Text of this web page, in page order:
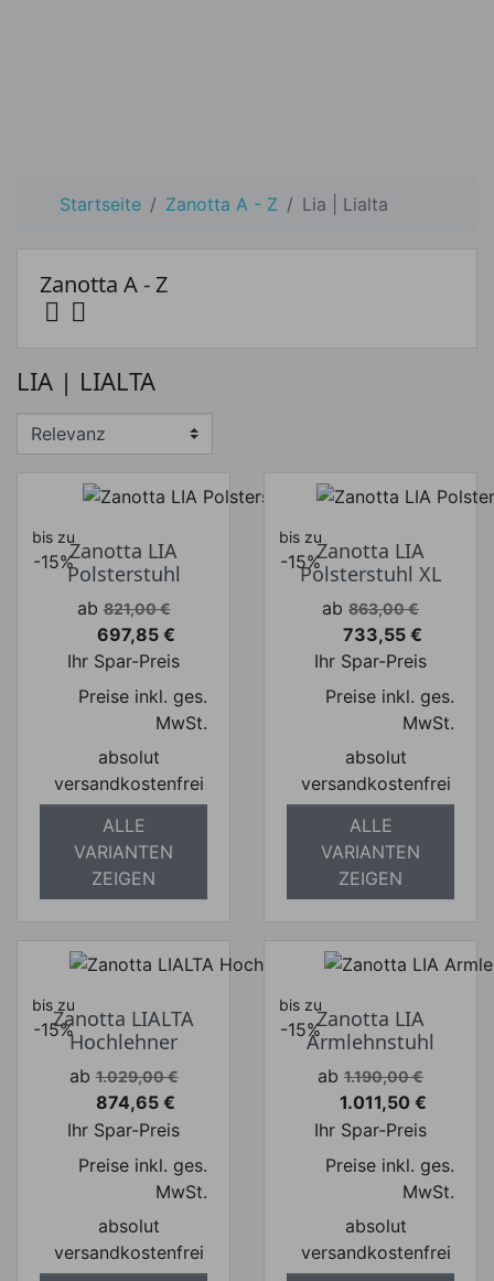
Startseite Zanotta A - Z Lia | Lialta
Preis von Preis bis
Zanotta A - Z
 
LIA | LIALTA
bis zu
-15%Zanotta LIA
Polsterstuhl
Verkaufspreis
ab 821,00 €
Preis
697,85 €
Ihr Spar-Preis
Preise inkl. ges.
MwSt.
absolut
versandkostenfrei
ALLE
VARIANTEN
ZEIGEN
bis zu
-15%Zanotta LIA
Polsterstuhl XL
Verkaufspreis
ab 863,00 €
Preis
733,55 €
Ihr Spar-Preis
Preise inkl. ges.
MwSt.
absolut
versandkostenfrei
ALLE
VARIANTEN
ZEIGEN
bis zu
-15%Zanotta LIALTA
Hochlehner
Verkaufspreis
ab 1.029,00 €
Preis
874,65 €
Ihr Spar-Preis
Preise inkl. ges.
MwSt.
absolut
versandkostenfrei
bis zu
-15%Zanotta LIA
Armlehnstuhl
Verkaufspreis
ab 1.190,00 €
Preis
1.011,50 €
Ihr Spar-Preis
Preise inkl. ges.
MwSt.
absolut
versandkostenfrei